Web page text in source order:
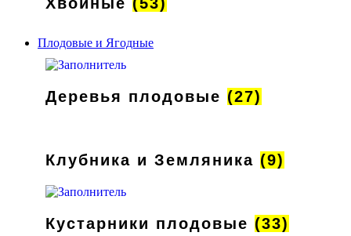
Плодовые и Ягодные
Деревья плодовые (27)
Клубника и Земляника (9)
Кустарники плодовые (33)